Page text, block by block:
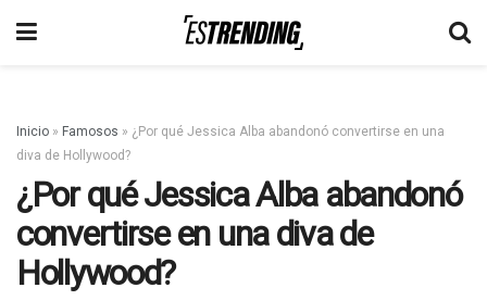
Inicio » Famosos » ¿Por qué Jessica Alba abandonó convertirse en una
diva de Hollywood?
¿Por qué Jessica Alba abandonó
convertirse en una diva de
Hollywood?